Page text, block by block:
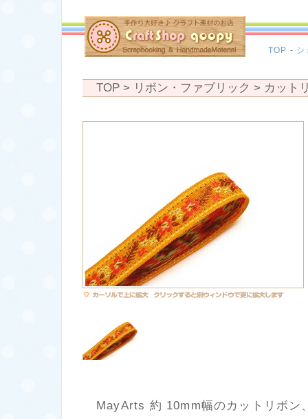
TOP - シ
TOP > リボン・ファブリック > カット
MayArts 約 10mm幅のカットリボン